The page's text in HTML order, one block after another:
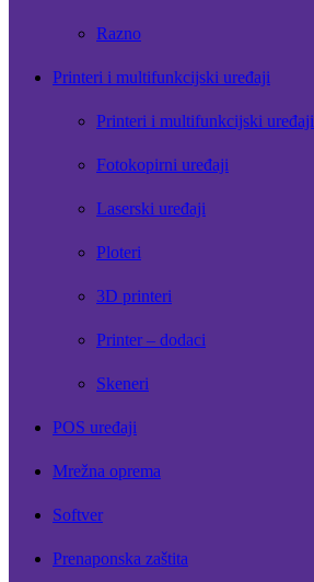
Razno
Printeri i multifunkcijski uređaji
Printeri i multifunkcijski uređaji
Fotokopirni uređaji
Laserski uređaji
Ploteri
3D printeri
Printer – dodaci
Skeneri
POS uređaji
Mrežna oprema
Softver
Prenaponska zaštita